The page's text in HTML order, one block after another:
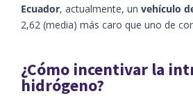
Ecuador, actualmente, un vehículo
2,62 (media) más caro que uno de
¿Cómo incentivar la
hidrógeno?